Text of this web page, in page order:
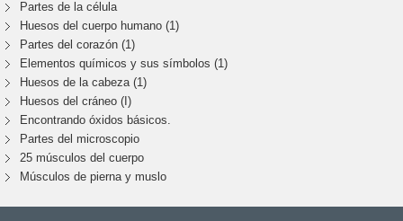
Partes de la célula
Huesos del cuerpo humano (1)
Partes del corazón (1)
Elementos químicos y sus símbolos (1)
Huesos de la cabeza (1)
Huesos del cráneo (I)
Encontrando óxidos básicos.
Partes del microscopio
25 músculos del cuerpo
Músculos de pierna y muslo